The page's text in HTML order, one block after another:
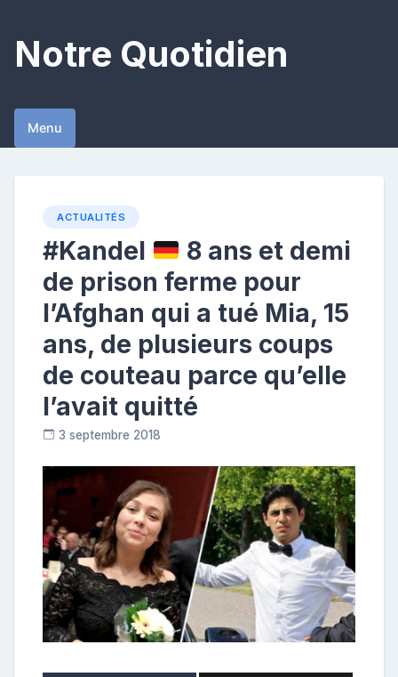
content
Notre Quotidien
Menu
ACTUALITÉS
#Kandel
8 ans et demi
de prison ferme pour
l’Afghan qui a tué Mia, 15
ans, de plusieurs coups
de couteau parce qu’elle
l’avait quitté
3 septembre 2018
i
b
u
t
r
i